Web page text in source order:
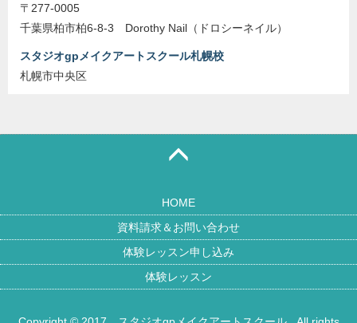
〒277-0005
千葉県柏市柏6-8-3 Dorothy Nail（ドロシーネイル）
スタジオgpメイクアートスクール札幌校
札幌市中央区
HOME
資料請求＆お問い合わせ
体験レッスン申し込み
体験レッスン